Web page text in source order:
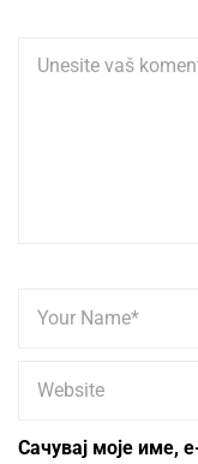
Сачувај моје име,